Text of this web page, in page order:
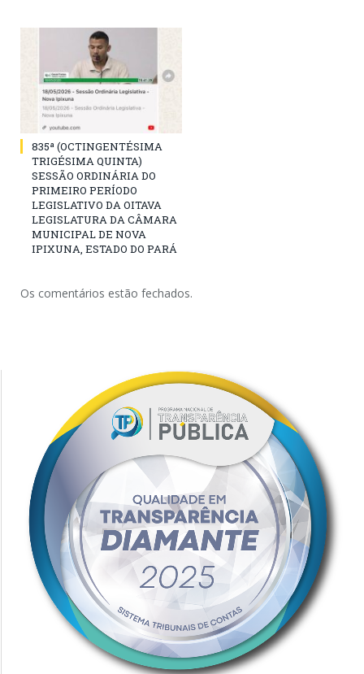
835ª (OCTINGENTÉSIMA
TRIGÉSIMA QUINTA)
SESSÃO ORDINÁRIA DO
PRIMEIRO PERÍODO
LEGISLATIVO DA OITAVA
LEGISLATURA DA CÂMARA
MUNICIPAL DE NOVA
IPIXUNA, ESTADO DO PARÁ
Os comentários estão fechados.